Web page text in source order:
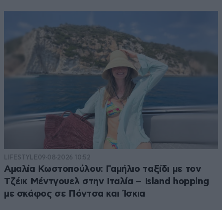
LIFESTYLE09·08·2026 10:52
Αμαλία Κωστοπούλου: Γαμήλιο ταξίδι με τον
Τζέικ Μέντγουελ στην Ιταλία – Island hopping
με σκάφος σε Πόντσα και Ίσκια